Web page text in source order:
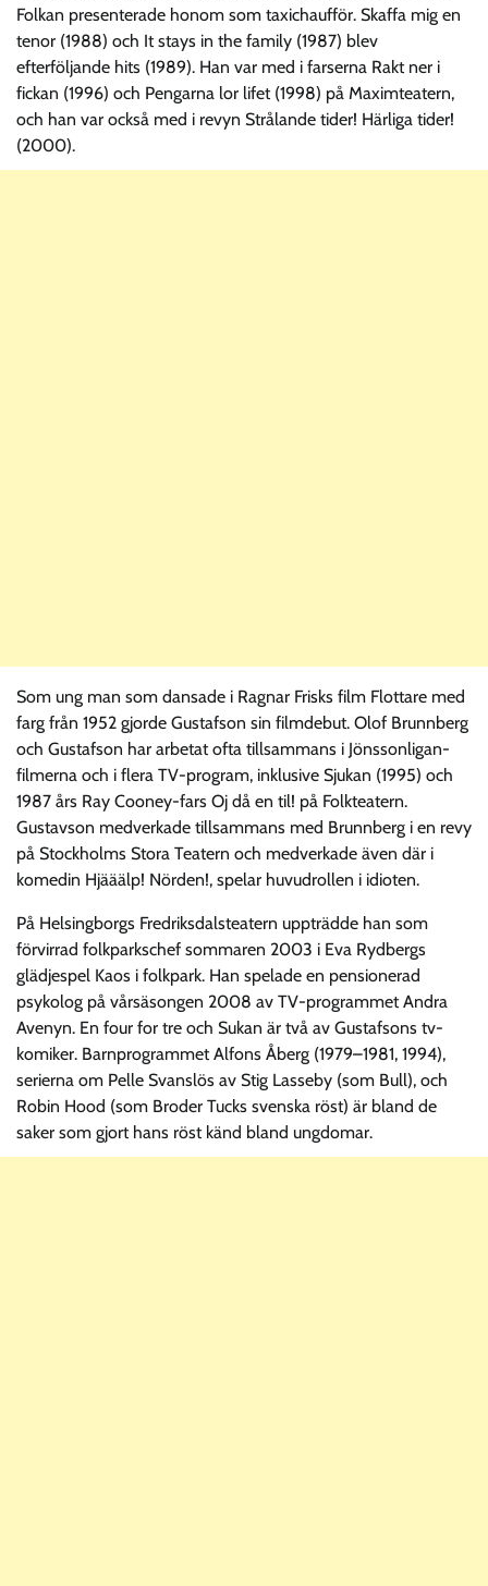
Folkan presenterade honom som taxichaufför. Skaffa mig en
tenor (1988) och It stays in the family (1987) blev
efterföljande hits (1989). Han var med i farserna Rakt ner i
fickan (1996) och Pengarna lor lifet (1998) på Maximteatern,
och han var också med i revyn Strålande tider! Härliga tider!
(2000).
Som ung man som dansade i Ragnar Frisks film Flottare med
farg från 1952 gjorde Gustafson sin filmdebut. Olof Brunnberg
och Gustafson har arbetat ofta tillsammans i Jönssonligan-
filmerna och i flera TV-program, inklusive Sjukan (1995) och
1987 års Ray Cooney-fars Oj då en til! på Folkteatern.
Gustavson medverkade tillsammans med Brunnberg i en revy
på Stockholms Stora Teatern och medverkade även där i
komedin Hjääälp! Nörden!, spelar huvudrollen i idioten.
På Helsingborgs Fredriksdalsteatern uppträdde han som
förvirrad folkparkschef sommaren 2003 i Eva Rydbergs
glädjespel Kaos i folkpark. Han spelade en pensionerad
psykolog på vårsäsongen 2008 av TV-programmet Andra
Avenyn. En four for tre och Sukan är två av Gustafsons tv-
komiker. Barnprogrammet Alfons Åberg (1979–1981, 1994),
serierna om Pelle Svanslös av Stig Lasseby (som Bull), och
Robin Hood (som Broder Tucks svenska röst) är bland de
saker som gjort hans röst känd bland ungdomar.